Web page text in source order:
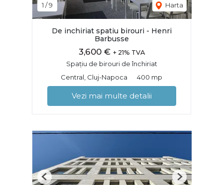
1 /9 Harta
De inchiriat spatiu birouri - Henri
Barbusse
3,600 € + 21% TVA
Spațiu de birouri de închiriat
Central, Cluj-Napoca
400 mp
Vezi mai multe detalii
Previous Next